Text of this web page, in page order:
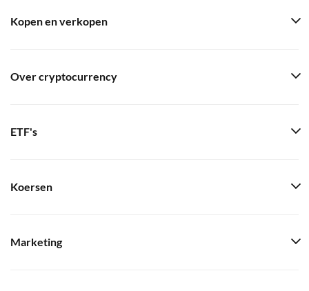
Kopen en verkopen
Over cryptocurrency
ETF's
Koersen
Marketing